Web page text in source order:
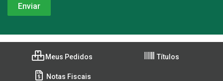
Meus Pedidos Títulos
Notas Fiscais